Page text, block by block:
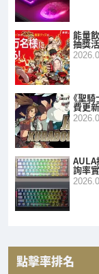
能量
抽獎
《聖
費更
AULA
詢率
點擊率排名